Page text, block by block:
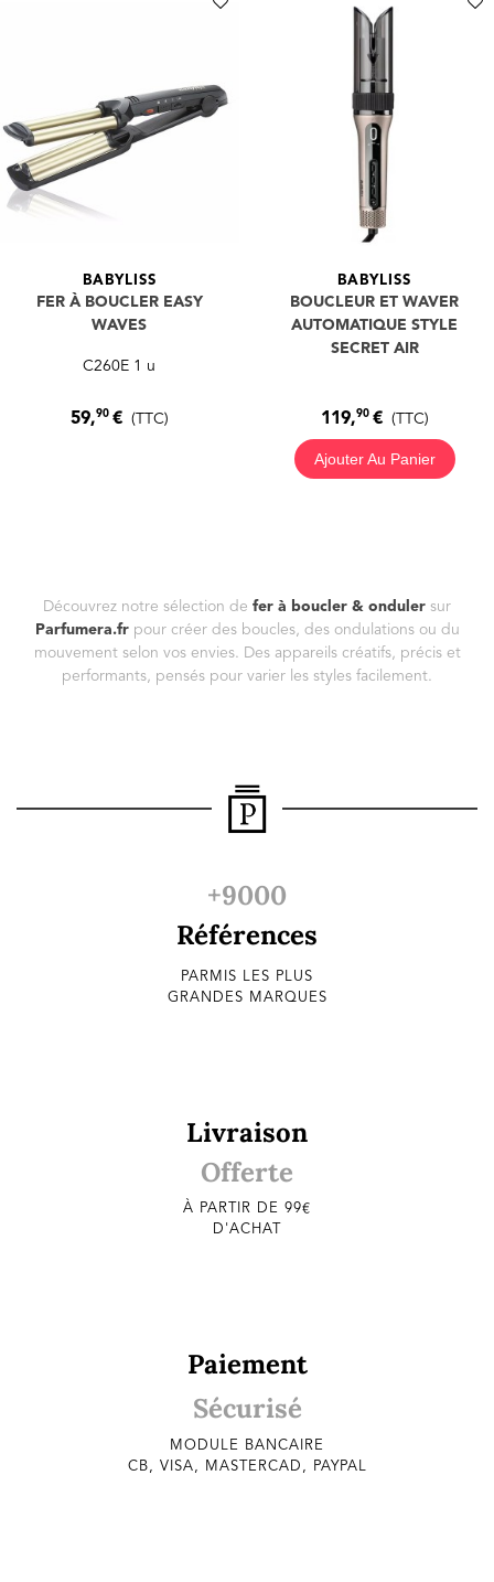
BABYLISS
FER À BOUCLER EASY
WAVES
C260E 1 u
59,90 € (TTC)
BABYLISS
BOUCLEUR ET WAVER
AUTOMATIQUE STYLE
SECRET AIR
119,90 € (TTC)
Ajouter Au Panier
Découvrez notre sélection de fer à boucler & onduler sur
Parfumera.frpour créer des boucles, des ondulations ou du
mouvement selon vos envies. Des appareils créatifs, précis et
performants, pensés pour varier les styles facilement.
+9000
Références
PARMIS LES PLUS
GRANDES MARQUES
Livraison
Offerte
À PARTIR DE 99€
D'ACHAT
Paiement
Sécurisé
MODULE BANCAIRE
CB, VISA, MASTERCAD, PAYPAL